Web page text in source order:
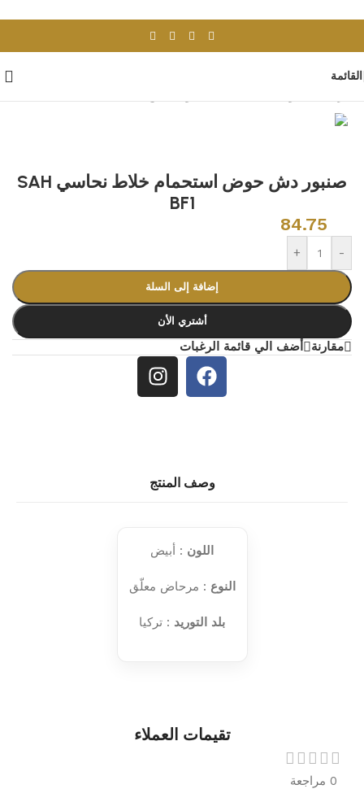
القائمة
صنبور دش حوض استحمام خلاط نحاسي SAH
BF1
84.75
-
+
إضافة إلى السلة
أشتري الأن
مقارنة أضف الي قائمة الرغبات
وصف المنتج
اللون : أبيض
النوع : مرحاض معلّق
بلد التوريد : تركيا
تقيمات العملاء
0 مراجعة